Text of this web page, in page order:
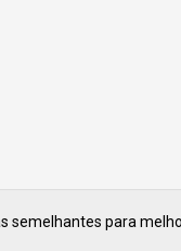
semelhantes para